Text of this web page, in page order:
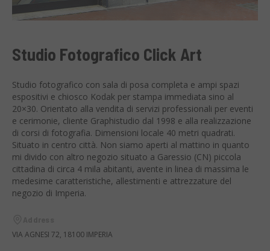
Studio Fotografico Click Art
Studio fotografico con sala di posa completa e ampi spazi
espositivi e chiosco Kodak per stampa immediata sino al
20×30. Orientato alla vendita di servizi professionali per eventi
e cerimonie, cliente Graphistudio dal 1998 e alla realizzazione
di corsi di fotografia. Dimensioni locale 40 metri quadrati.
Situato in centro città. Non siamo aperti al mattino in quanto
mi divido con altro negozio situato a Garessio (CN) piccola
cittadina di circa 4 mila abitanti, avente in linea di massima le
medesime caratteristiche, allestimenti e attrezzature del
negozio di Imperia.
VIA AGNESI 72, 18100 IMPERIA